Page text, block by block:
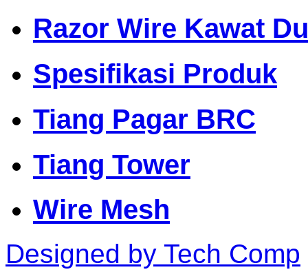
Razor Wire Kawat
Spesifikasi Produk
Tiang Pagar BRC
Tiang Tower
Wire Mesh
Designed by Tech Comp